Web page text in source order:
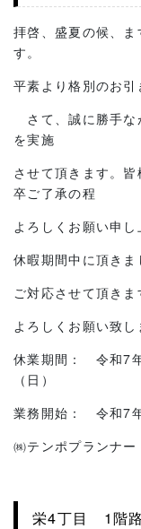
拝啓、盛夏の候、
す。
平素より格別のお引
さて、誠に勝手な
を実施
させて頂きます。
卒ご了承の程
よろしくお願い申し
休暇期間中に頂き
ご対応させて頂きま
よろしくお願い致し
休業期間： 令和7
（日）
業務開始： 令和7
㈱テンポプランナ
栄4丁目 1階路